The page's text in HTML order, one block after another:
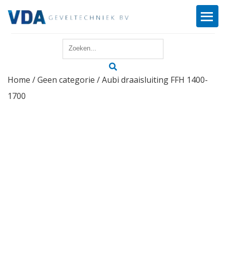
Reparatie
Home /Geen categorie / Aubi draaisluiting FFH 1400-
1700